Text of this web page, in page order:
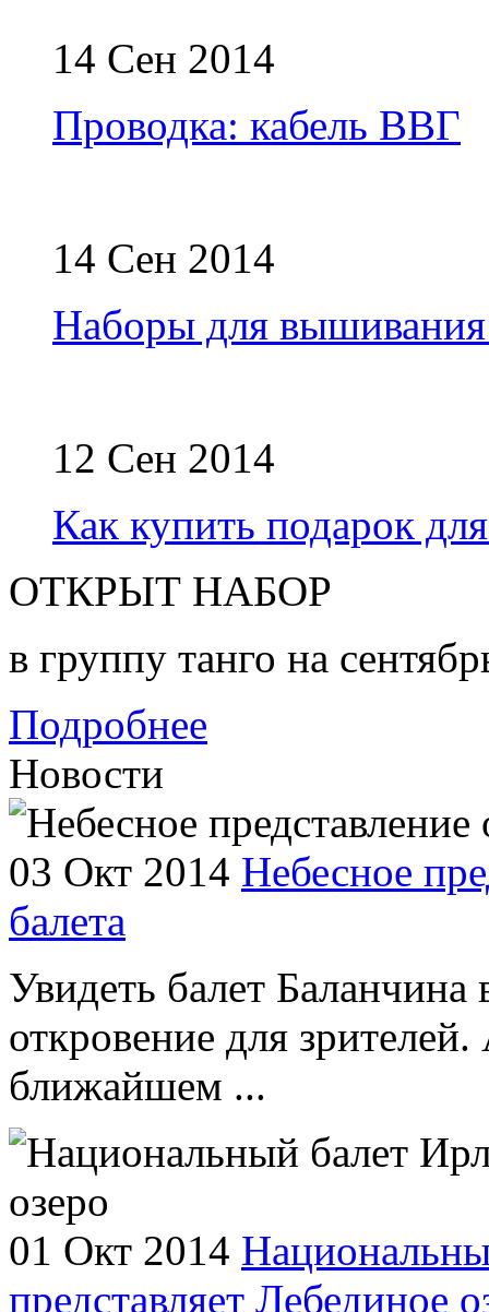
14 Сен 2014
Проводка: кабель ВВГ
14 Сен 2014
Наборы для
12 Сен 2014
Как купить подарок
ОТКРЫТ НАБОР
в группу танго на
Подробнее
Новости
03 Окт 2014 Небесное
балета
Увидеть балет
откровение для
ближайшем ...
01 Окт 2014
представляет Лебединое